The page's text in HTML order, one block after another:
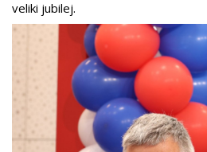
veliki jubilej.